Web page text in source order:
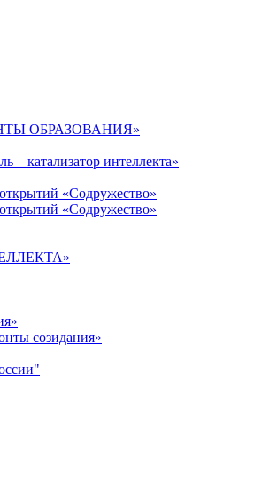
ОБРАЗОВАНИЯ»
– катализатор интеллекта»
«Содружество»
«Содружество»
созидания»